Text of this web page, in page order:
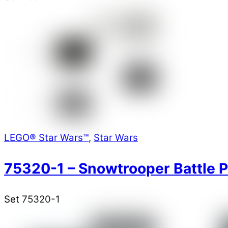
LEGO® Star Wars™, Star Wars
75320-1 – Snowtrooper Battle
Set 75320-1